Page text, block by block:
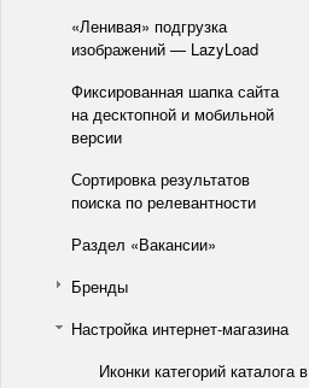
«Ленивая» подгрузка
изображений — LazyLoad
Фиксированная шапка сайта
на десктопной и мобильной
версии
Сортировка результатов
поиска по релевантности
Раздел «Вакансии»
Бренды
Настройка интернет-магазина
Иконки категорий каталога в